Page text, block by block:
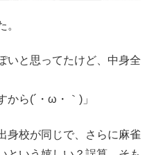
。
と思ってたけど、中身全
ら(´・ω・｀)」
身校が同じで、さらに麻雀